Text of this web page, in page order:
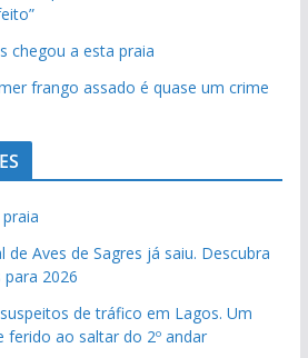
chegou a esta praia
frango assado é quase um crime
Aves de Sagres já saiu. Descubra
para 2026
de tráfico em Lagos. Um
ferido ao saltar do 2º andar